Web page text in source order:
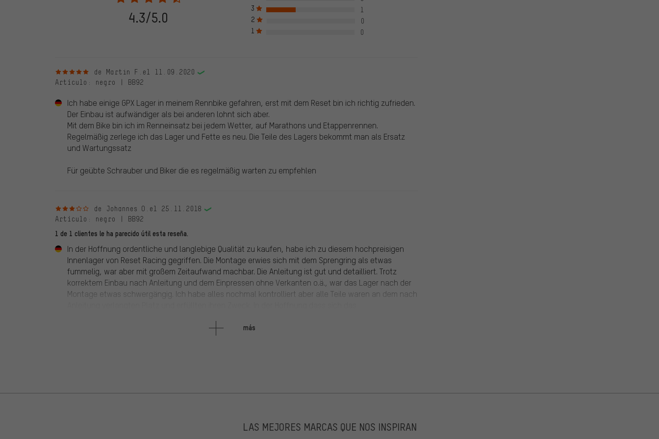
verificadas llevan una marca verde, que se aplica a todas las evaluaciones verificadas hasta el 28. 05. 2022 y desde el
28. 05. 2022. Se incluyeron también evaluaciones anteriores al 28. 05. 2022, de clientes que no compraron el producto
evaluado en nuestra tienda. Estos comentarios no llevan la marca verde. Publicamos todas las evaluaciones recibidas
4.3/5.0
3
1
2
0
1
0
5 de 5 estrellasde Martin F. el 11.09.2020
Artículo : negro | BB92
Ich habe einige GPX Lager in meinem Rennbike gefahren, erst mit dem Reset bin ich richtig zufrieden.
Der Einbau ist aufwändiger als bei anderen lohnt sich aber.
Mit dem Bike bin ich im Renneinsatz bei jedem Wetter, auf Marathons und Etappenrennen.
Regelmäßig zerlege ich das Lager und Fette es neu. Die Teile des Lagers bekommt man als Ersatz
und Wartungssatz
Für geübte Schrauber und Biker die es regelmäßig warten zu empfehlen
3 de 5 estrellasde Johannes O. el 25.11.2018
Artículo : negro | BB92
1 de 1 clientes le ha parecido útil esta reseña.
In der Hoffnung ordentliche und langlebige Qualität zu kaufen, habe ich zu diesem hochpreisigen
Innenlager von Reset Racing gegriffen. Die Montage erwies sich mit dem Sprengring als etwas
fummelig, war aber mit großem Zeitaufwand machbar. Die Anleitung ist gut und detailliert. Trotz
korrektem Einbau nach Anleitung und dem Einpressen ohne Verkanten o.ä., war das Lager nach der
Montage etwas schwergängig. Ich habe alles nochmal kontrolliert aber alle Teile waren an dem nach
Monaten mit lautem Knacken verabschiedet. das Kugellager hat sich auf der linken Kurbelseite (nicht
Antriebsseite) gelöst/verkantet und in den Dichtungsring reingefressen. War ein ziemliches Chaos im
leichtgängig wie es sein sollte. Ich gebe daher nur 3 Sterne und hoffe dass Reset Racing die
más
LAS MEJORES MARCAS QUE NOS INSPIRAN